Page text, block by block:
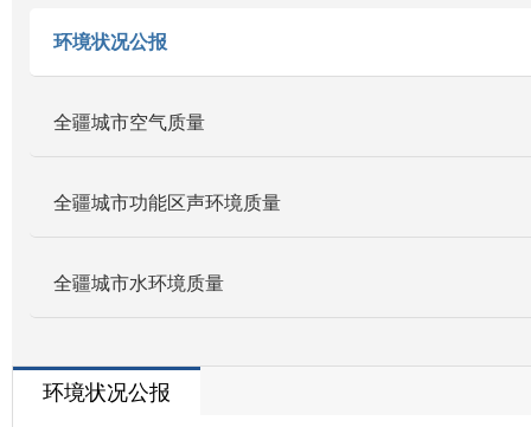
环境状况公报
全疆城市空气质量
全疆城市功能区声环境质量
全疆城市水环境质量
环境状况公报